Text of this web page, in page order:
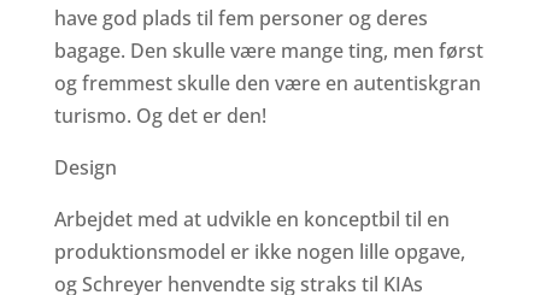
have god plads til fem personer og deres
bagage. Den skulle være mange ting, men først
og fremmest skulle den være en autentiskgran
turismo. Og det er den!
Design
Arbejdet med at udvikle en konceptbil til en
produktionsmodel er ikke nogen lille opgave,
og Schreyer henvendte sig straks til KIAs